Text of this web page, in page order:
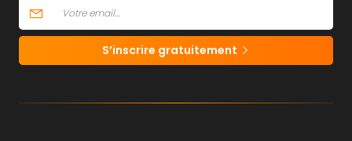
S’inscrire gratuitement